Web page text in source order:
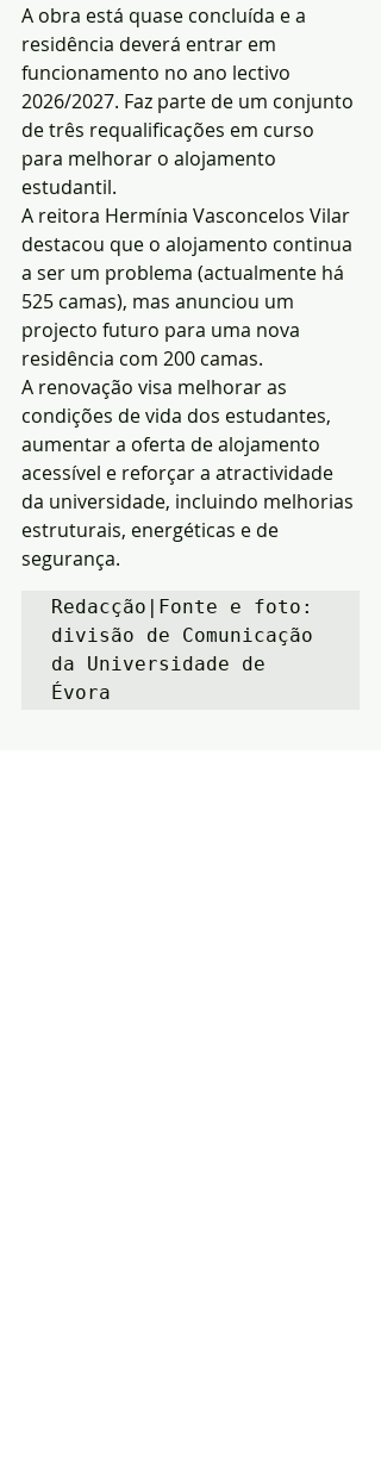
A obra está quase concluída e a
residência deverá entrar em
funcionamento no ano lectivo
2026/2027. Faz parte de um conjunto
de três requalificações em curso
para melhorar o alojamento
estudantil.
A reitora Hermínia Vasconcelos Vilar
destacou que o alojamento continua
a ser um problema (actualmente há
525 camas), mas anunciou um
projecto futuro para uma nova
residência com 200 camas.
A renovação visa melhorar as
condições de vida dos estudantes,
aumentar a oferta de alojamento
acessível e reforçar a atractividade
da universidade, incluindo melhorias
estruturais, energéticas e de
segurança.
Redacção|Fonte e foto:
divisão de Comunicação
da Universidade de
Évora